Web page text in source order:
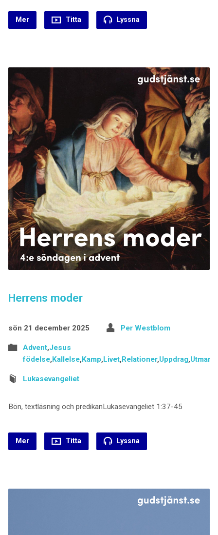
Mer Titta Lyssna
Herrens moder
sön 21 december 2025 Per Westblom
Advent,Jesus
födelse,Kallelse,Kamp,Livet,Relationer,Uppdrag,
Lukasevangeliet
Bön, textläsning och predikanLukasevangeliet 1:37-45
Mer Titta Lyssna